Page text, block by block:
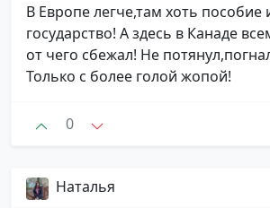
В Европе легче,там хоть пособие
государство! А здесь в Канаде
от чего сбежал! Не
Только с более голой жопой!
0
Наталья